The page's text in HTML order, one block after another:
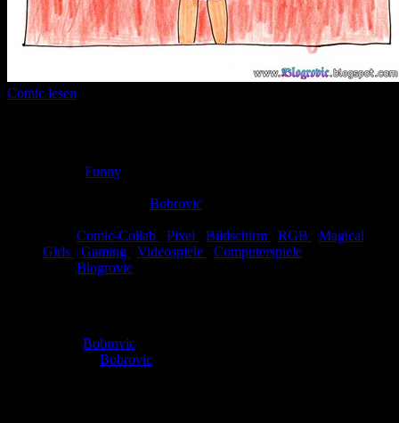
Comic lesen
Funny
Bobrovic
Comic-Collab Pixel Bildschirm RGB
Magical
Girls
Gaming Videospiele
Computerspiele
Blogrovic
Bobrovic
Bobrovic